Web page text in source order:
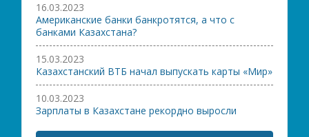
16.03.2023
Американские банки банкротятся, а что с
банками Казахстана?
15.03.2023
Казахстанский ВТБ начал выпускать карты «Мир»
10.03.2023
Зарплаты в Казахстане рекордно выросли